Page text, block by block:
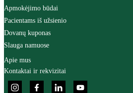
Apmokėjimo būdai
Pacientams iš užsienio
Dovanų kuponas
Slauga namuose
Apie mus
Kontaktai ir rekvizitai